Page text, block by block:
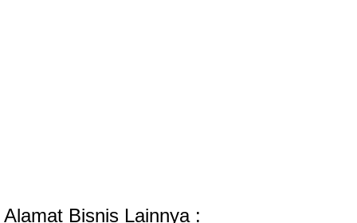
Alamat Bisnis Lainnya :